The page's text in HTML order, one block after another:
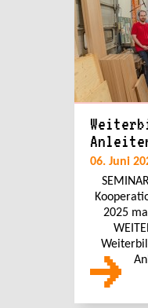
06. Juni
2025